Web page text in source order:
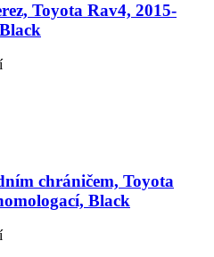
Toyota Rav4, 2015-
chráničem, Toyota
Black